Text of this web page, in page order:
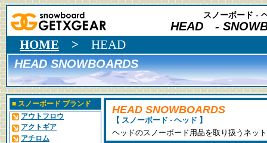
スノーボード -
HEAD -
HOME > HEAD
HEAD SNOWBOARDS
■ スノーボード ブランド
アウトフロウ
アクトギア
アチロム
HEAD SNOWBOARDS
【 スノーボード - ヘッド 】
ヘッドのスノーボード用品を取り扱うネッ